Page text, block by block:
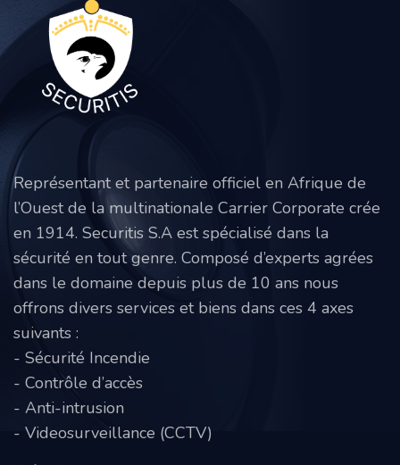
Représentant et partenaire officiel en Afrique de
l’Ouest de la multinationale Carrier Corporate crée
en 1914. Securitis S.A est spécialisé dans la
sécurité en tout genre. Composé d’experts agrées
dans le domaine depuis plus de 10 ans nous
offrons divers services et biens dans ces 4 axes
suivants :
- Sécurité Incendie
- Contrôle d’accès
- Anti-intrusion
- Videosurveillance (CCTV)